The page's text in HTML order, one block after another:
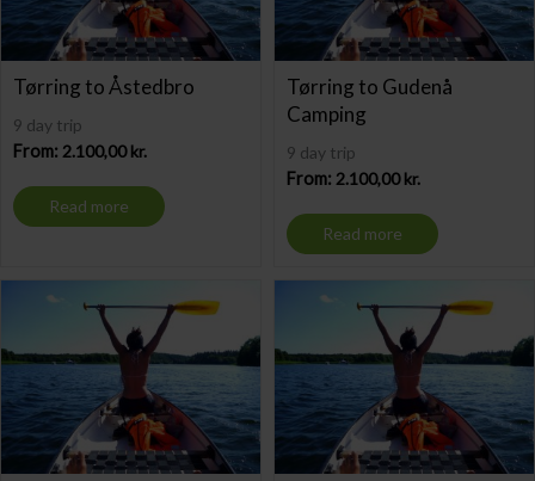
Tørring to Åstedbro
9 day trip
From: 2.100,00kr.
Read more
Tørring to Gudenå
Camping
9 day trip
From: 2.100,00kr.
Read more